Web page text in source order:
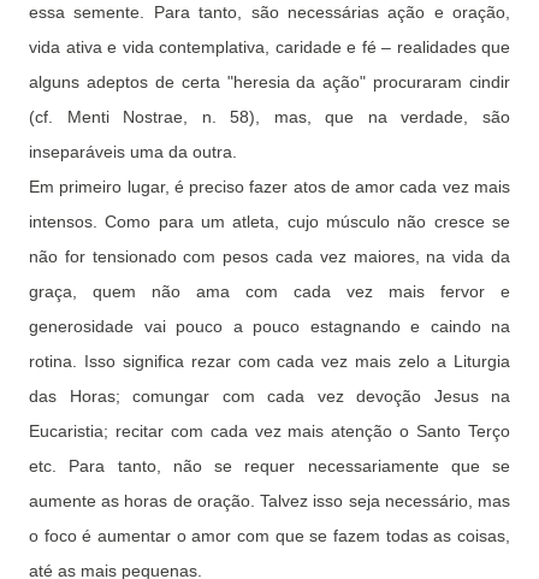
essa semente. Para tanto, são necessárias ação e oração,
vida ativa e vida contemplativa, caridade e fé – realidades que
alguns adeptos de certa "heresia da ação" procuraram cindir
(cf. Menti Nostrae, n. 58), mas, que na verdade, são
inseparáveis uma da outra.
Em primeiro lugar, é preciso fazer atos de amor cada vez mais
intensos. Como para um atleta, cujo músculo não cresce se
não for tensionado com pesos cada vez maiores, na vida da
graça, quem não ama com cada vez mais fervor e
generosidade vai pouco a pouco estagnando e caindo na
rotina. Isso significa rezar com cada vez mais zelo a Liturgia
das Horas; comungar com cada vez devoção Jesus na
Eucaristia; recitar com cada vez mais atenção o Santo Terço
etc. Para tanto, não se requer necessariamente que se
aumente as horas de oração. Talvez isso seja necessário, mas
o foco é aumentar o amor com que se fazem todas as coisas,
até as mais pequenas.